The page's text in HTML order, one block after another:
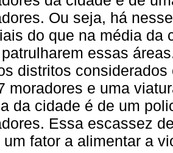
Ou seja, há
do que na média da
essas
distritos
moradores e uma
da cidade é de um
Essa escassez
um fator a alimentar a